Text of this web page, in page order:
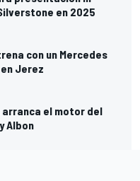
en 2025
con un Mercedes
Jerez
el motor del
Albon